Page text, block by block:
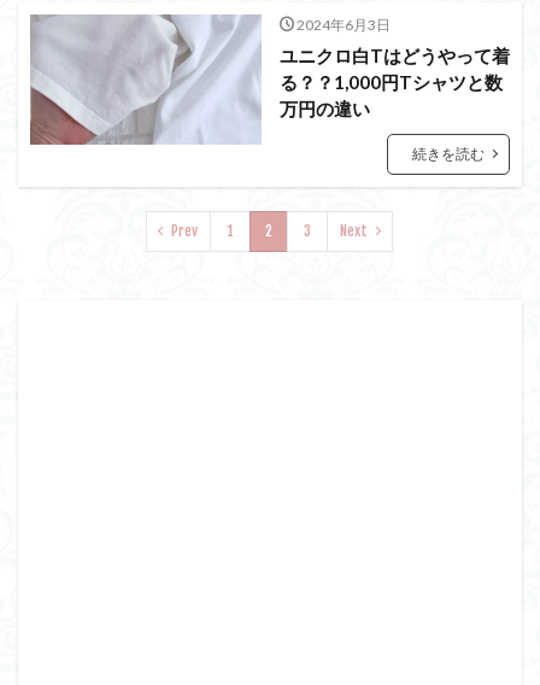
2024年6月3日
ユニクロ白Tはどうやって着
る？？1,000円Tシャツと数
万円の違い
続きを読む
Prev 1 2 3 Next